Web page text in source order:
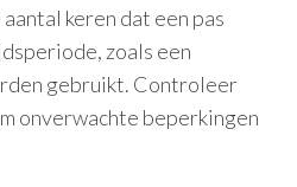
keren dat een pas
zoals een
gebruikt. Controleer
onverwachte beperkingen